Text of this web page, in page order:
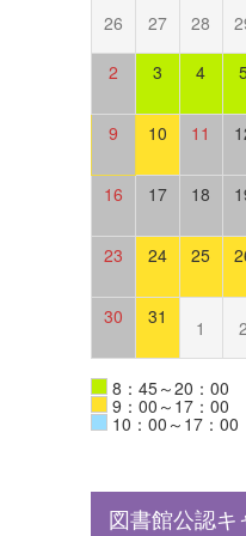
26 27 28
2 3 4
9 10 11
16 17 18
23 24 25
30 31 1 2
8：45～20：00
9：00～17：00
10：00～17：00
図書館公認キ